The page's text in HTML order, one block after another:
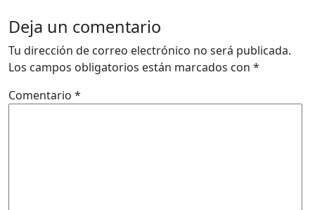
Deja un comentario
Tu dirección de correo electrónico no será publicada.
Los campos obligatorios están marcados con *
Comentario *